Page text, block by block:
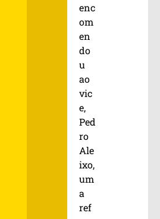
enc
om
en
do
u
ao
vic
e,
Ped
ro
Ale
ixo,
um
a
ref